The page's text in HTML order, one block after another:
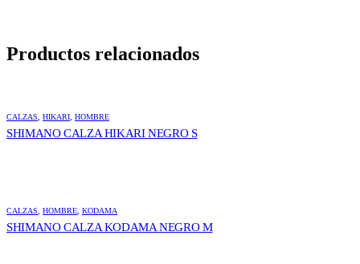
Productos relacionados
CALZAS HIKARI HOMBRE
SHIMANO CALZA HIKARI NEGRO S
CALZAS HOMBRE KODAMA
SHIMANO CALZA KODAMA NEGRO M